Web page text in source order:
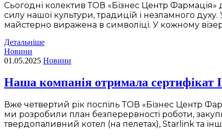
Сьогодні колектив ТОВ «Бізнес Центр Фармація»
силу нашої культури, традицій і незламного
майстерно виражена в символіці. У кожному
Детальніше
Новини
01.05.2025 Новини
Наша компанія отримала сертифікат
Вже четвертий рік поспіль ТОВ «Бізнес Центр
ми розробили план безперервності роботи,
твердопаливний котел (на пелетах), Starlink та